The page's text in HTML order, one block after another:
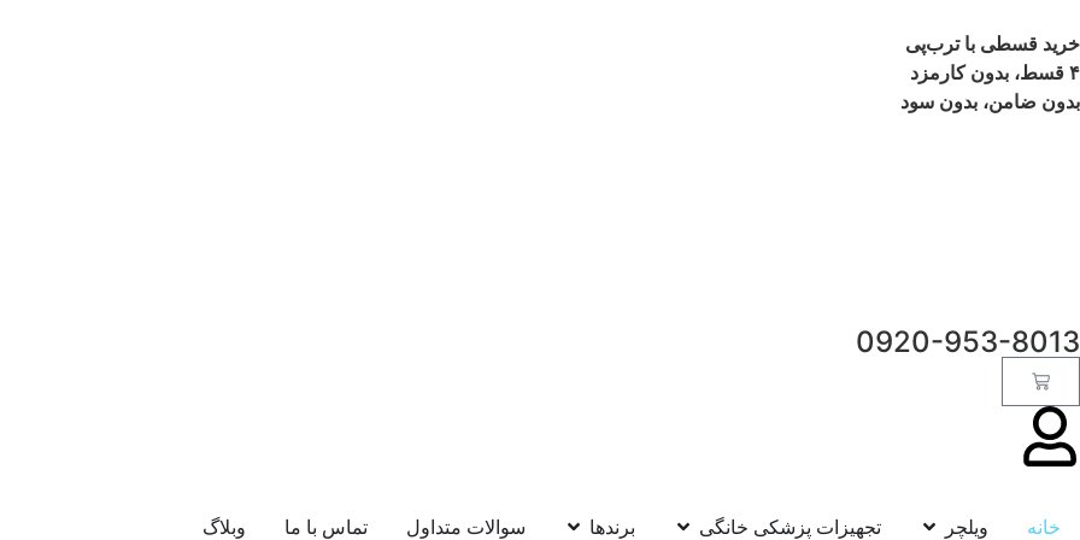
خرید قسطی با ترب‌پی
۴ قسط، بدون کارمزد
بدون ضامن، بدون سود
0920-953-8013
خانه ویلچر تجهیزات پزشکی خانگی برندها سوالات متداول تماس با ما وبلاگ